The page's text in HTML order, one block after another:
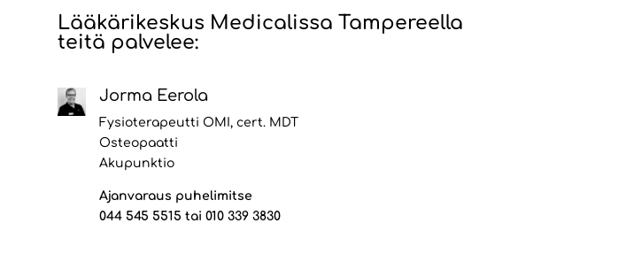
Lääkärikeskus Medicalissa Tampereella
teitä palvelee:
Jorma Eerola
Fysioterapeutti OMI, cert. MDT
Osteopaatti
Akupunktio
Ajanvaraus puhelimitse
044 545 5515 tai 010 339 3830